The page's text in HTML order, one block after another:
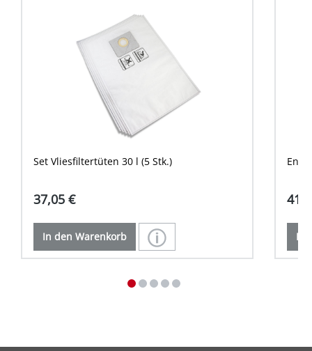
Set Vliesfiltertüten 30 l (5 Stk.)
37,05 €
In den Warenkorb In